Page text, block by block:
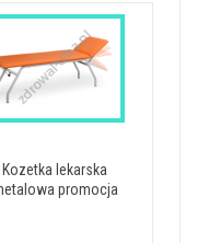
Kozetka lekarska
promocja